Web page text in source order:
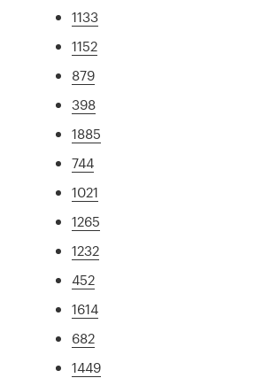
1133
1152
879
398
1885
744
1021
1265
1232
452
1614
682
1449